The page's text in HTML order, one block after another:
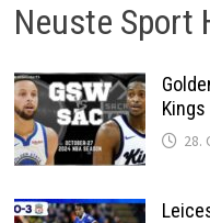
Neuste Sport
28.